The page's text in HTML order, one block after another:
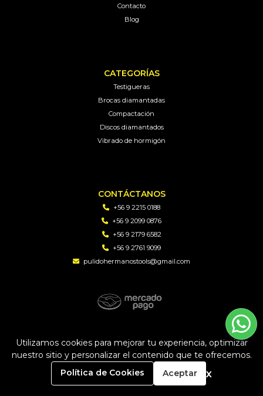
Contacto
Blog
CATEGORÍAS
Testigueras
Brocas diamantadas
Compactación
Discos diamantados
Vibrado de hormigón
CONTÁCTANOS
+56 9 2215 0188
+56 9 2099 0876
+56 9 2179 6582
+56 9 2761 9099
pulidohermanostools@gmail.com
PH TOOLS | Soluciones en perforacion diamantada y
maquinaria © 2026
Creado porBsale
0
Utilizamos cookies para mejorar tu experiencia, optimizar
nuestro sitio y personalizar el contenido que te ofrecemos.
Política de Cookies
Aceptar x